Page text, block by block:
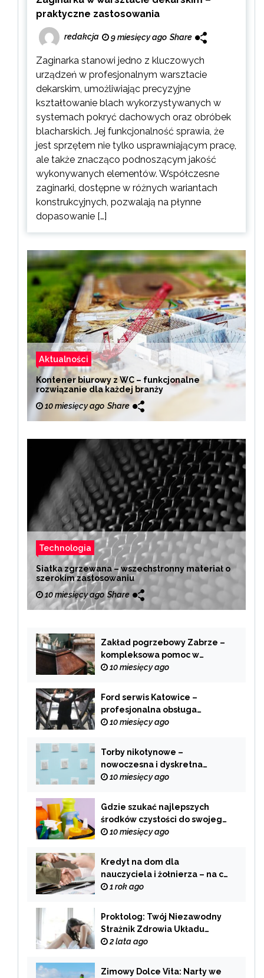
praktyczne zastosowania
redakcja 9 miesięcy ago Share
Zaginarka stanowi jedno z kluczowych
urządzeń w profesjonalnym warsztacie
dekarskim, umożliwiając precyzyjne
kształtowanie blach wykorzystywanych w
systemach pokryć dachowych oraz obróbek
blacharskich. Jej funkcjonalność sprawia, że
jest sprzętem nie tylko usprawniającym pracę,
ale także znacząco podnoszącym jakość
wykonywanych elementów. Współczesne
zaginarki, dostępne w różnych wariantach
konstrukcyjnych, pozwalają na płynne
dopasowanie […]
Aktualności
Kontener biurowy z WC – funkcjonalne
rozwiązanie dla każdej branży
10 miesięcy ago Share
Technologia
Siatka zgrzewana – wszechstronny materiał o
szerokim zastosowaniu
10 miesięcy ago Share
Zakład pogrzebowy Zabrze –
kompleksowa pomoc w
trudnych chwilach
10 miesięcy ago
Ford serwis Katowice –
profesjonalna obsługa
Twojego samochodu
10 miesięcy ago
Torby nikotynowe –
nowoczesna i dyskretna
alternatywa dla tradycyjnego
10 miesięcy ago
Gdzie szukać najlepszych
środków czystości do swojego
domu?
10 miesięcy ago
Kredyt na dom dla
nauczyciela i żołnierza – na co
zwrócić uwagę przy wyborze
1 rok ago
Proktolog: Twój Niezawodny
Strażnik Zdrowia Układu
Pokarmowego
2 lata ago
Zimowy Dolce Vita: Narty we